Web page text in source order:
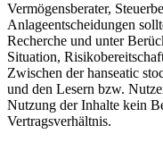
Vermögensberater,
Anlageentscheidungen
Recherche und unter
Situation,
Zwischen der hanseatic
und den Lesern bzw.
Nutzung der Inhalte kein
Vertragsverhältnis.